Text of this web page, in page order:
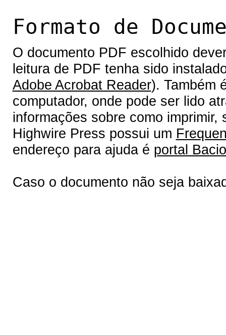
Formato de
O documento PDF escolhido
leitura de PDF tenha sido
Adobe Acrobat Reader). Também
computador, onde pode ser lido
informações sobre como
Highwire Press possui um
endereço para ajuda é portal
Caso o documento não seja